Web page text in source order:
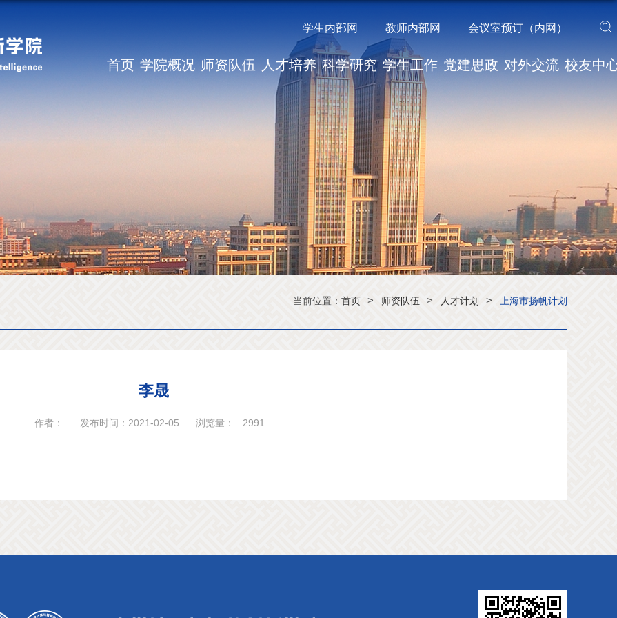
学生内部网 教师内部网 会议室预订（内网）
首页 学院概况 师资队伍 人才培养 科学研究 学生工作 党建思政 对外交流 校友中
当前位置： 首页 > 师资队伍 > 人才计划 > 上海市扬帆计划
李晟
作者： 发布时间：2021-02-05 浏览量： 2991